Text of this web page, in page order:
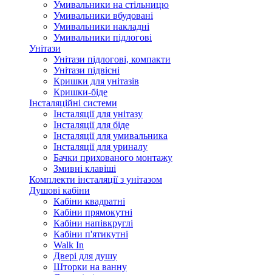
Умивальники на стільницю
Умивальники вбудовані
Умивальники накладні
Умивальники підлогові
Унітази
Унітази підлогові, компакти
Унітази підвісні
Кришки для унітазів
Кришки-біде
Інсталяційні системи
Інсталяції для унітазу
Інсталяції для біде
Інсталяції для умивальника
Інсталяції для уриналу
Бачки прихованого монтажу
Змивні клавіші
Комплекти інсталяції з унітазом
Душові кабіни
Кабіни квадратні
Кабіни прямокутні
Кабіни напівкруглі
Кабіни п'ятикутні
Walk In
Двері для душу
Шторки на ванну